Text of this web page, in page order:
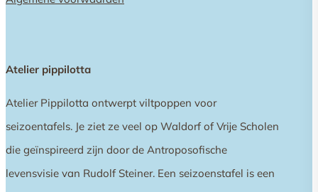
Atelier pippilotta
Atelier Pippilotta ontwerpt viltpoppen voor
seizoentafels. Je ziet ze veel op Waldorf of Vrije Scholen
die geïnspireerd zijn door de Antroposofische
levensvisie van Rudolf Steiner. Een seizoenstafel is een